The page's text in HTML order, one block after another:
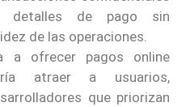
detalles de pago sin
de las operaciones.
a ofrecer pagos online
atraer a usuarios,
que priorizan